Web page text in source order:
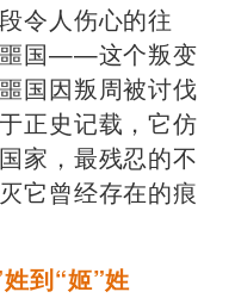
令人伤心的往
噩国——这个叛变
国因叛周被讨伐
正史记载，它仿
家，最残忍的不
它曾经存在的痕
到“姬”姓